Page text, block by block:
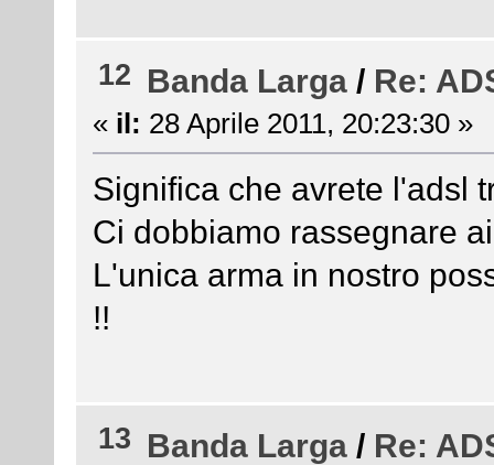
12 Banda Larga / Re:
« il: 28 Aprile 2011, 20:23:30 »
Significa che avrete l'adsl
Ci dobbiamo rassegnare
L'unica arma in nostro
!!
13 Banda Larga / Re: